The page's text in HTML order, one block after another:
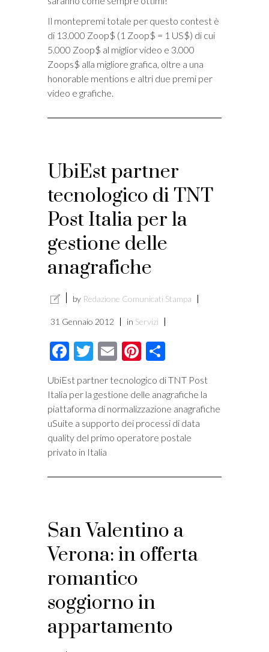
Il montepremi totale per questo contest è
di 13.000 Zoop$ (1 Zoop$ = 1 US$) di cui
5.000 Zoop$ al miglior video e 3.000
Zoops$ alla migliore grafica, oltre a una
honorable mentions e altri due premi per
video e grafiche.
UbiEst partner
tecnologico di TNT
Post Italia per la
gestione delle
anagrafiche
by Redazione Comunicati Stampa
31 Gennaio 2012 in Servizi
Facebook
Twitter
EmailPinterest
UbiEst partner tecnologico di TNT Post
Italia per la gestione delle anagrafiche la
piattaforma di normalizzazione anagrafiche
uSuite a supporto dei processi di data
quality del primo operatore postale
privato in Italia
San Valentino a
Verona: in offerta
romantico
soggiorno in
appartamento